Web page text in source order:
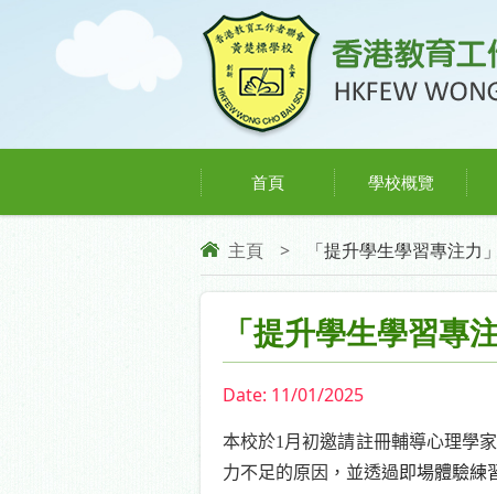
首頁 學校概覽
主頁 > 「提升學生學習專注力
「提升學生學習專
Date: 11/01/2025
本校於1 月初邀請註冊輔導心理學
力不足的原因，並透過 即場體驗練